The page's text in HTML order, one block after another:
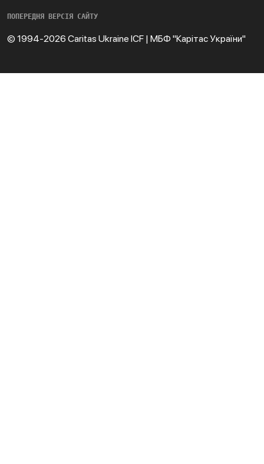
ПОПЕРЕДНЯ ВЕРСІЯ САЙТУ
© 1994-2026 Caritas Ukraine ICF | МБФ "Карітас України"